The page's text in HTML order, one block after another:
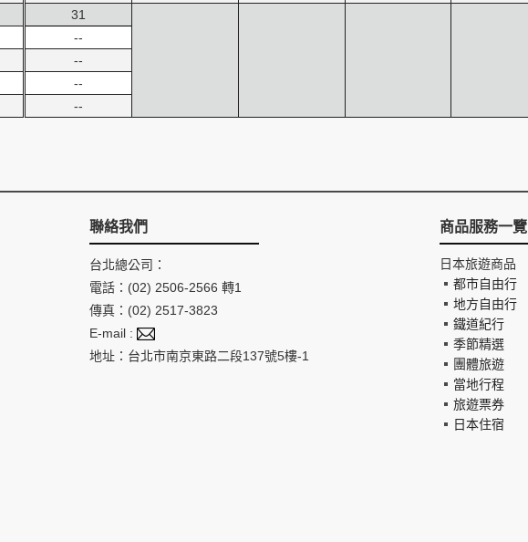
31
--
--
--
--
聯絡我們
台北總公司：
電話：(02) 2506-2566 轉1
傳真：(02) 2517-3823
E-mail :
地址：台北市南京東路二段137號5樓-1
商品服務一覽
日本旅遊商品
都市自由行
地方自由行
鐵道紀行
季節精選
團體旅遊
當地行程
旅遊票券
日本住宿